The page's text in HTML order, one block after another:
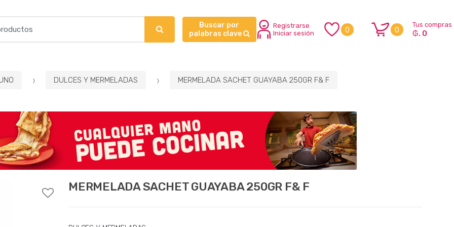
Buscar por
palabras clave
Registrarse
Iniciar sesión
0 0
Tus compras
₲. 0
DULCES Y MERMELADAS MERMELADA SACHET GUAYABA 250GR F& F
MERMELADA SACHET GUAYABA 250GR F& F